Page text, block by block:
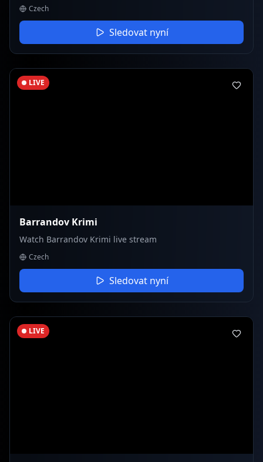
Czech
Sledovat nyní
LIVE
Barrandov Krimi
Watch Barrandov Krimi live stream
Czech
Sledovat nyní
LIVE